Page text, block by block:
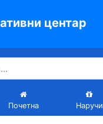
центар
Почетна Наручи